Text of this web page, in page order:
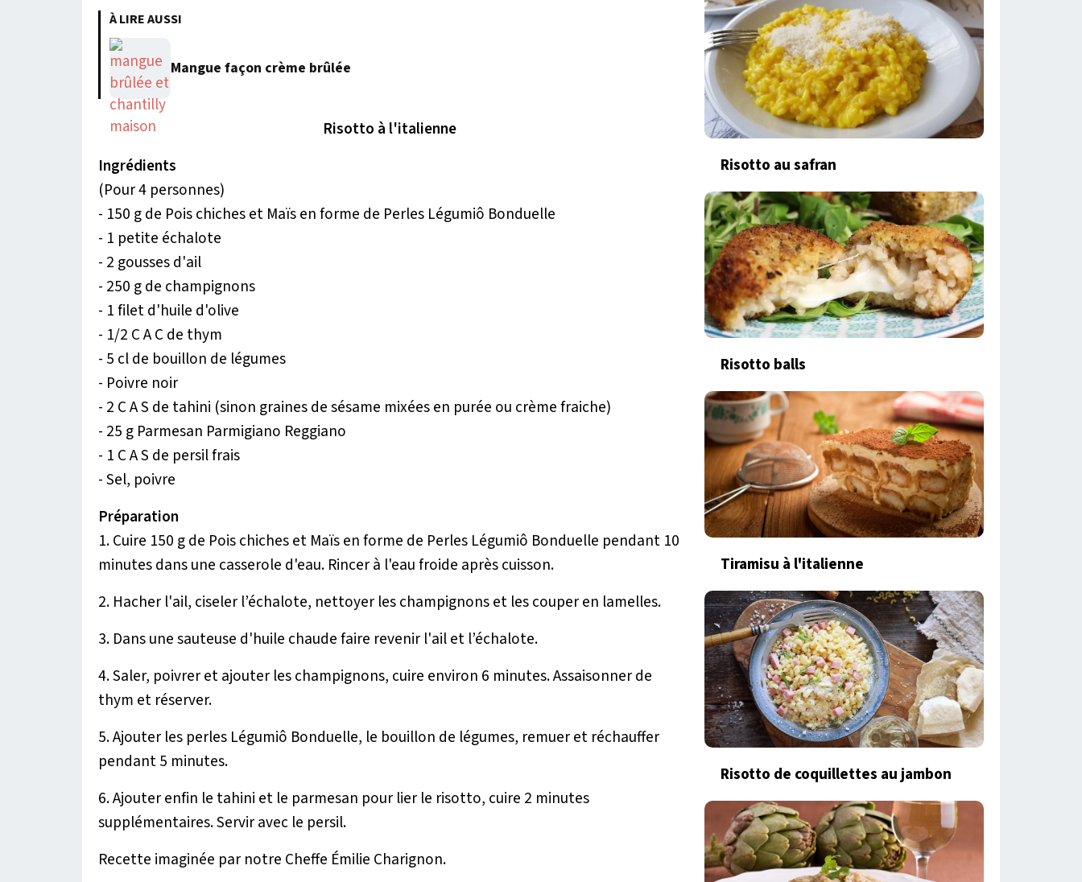
À LIRE AUSSI
Mangue façon crème brûlée
Risotto à l'italienne
Ingrédients
(Pour 4 personnes)
- 150 g de Pois chiches et Maïs en forme de Perles Légumiô Bonduelle
- 1 petite échalote
- 2 gousses d'ail
- 250 g de champignons
- 1 filet d'huile d'olive
- 1/2 C A C de thym
- 5 cl de bouillon de légumes
- Poivre noir
- 2 C A S de tahini (sinon graines de sésame mixées en purée ou crème fraiche)
- 25 g Parmesan Parmigiano Reggiano
- 1 C A S de persil frais
- Sel, poivre
Préparation
1. Cuire 150 g de Pois chiches et Maïs en forme de Perles Légumiô Bonduelle pendant 10
minutes dans une casserole d'eau. Rincer à l'eau froide après cuisson.
2. Hacher l'ail, ciseler l’échalote, nettoyer les champignons et les couper en lamelles.
3. Dans une sauteuse d'huile chaude faire revenir l'ail et l’échalote.
4. Saler, poivrer et ajouter les champignons, cuire environ 6 minutes. Assaisonner de
thym et réserver.
5. Ajouter les perles Légumiô Bonduelle, le bouillon de légumes, remuer et réchauffer
pendant 5 minutes.
6. Ajouter enfin le tahini et le parmesan pour lier le risotto, cuire 2 minutes
supplémentaires. Servir avec le persil.
Recette imaginée par notre Cheffe Émilie Charignon.
Risotto au safran
Risotto balls
Tiramisu à l'italienne
Risotto de coquillettes au jambon